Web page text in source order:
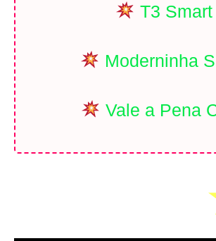
T3
Moderninha
Vale a Pena